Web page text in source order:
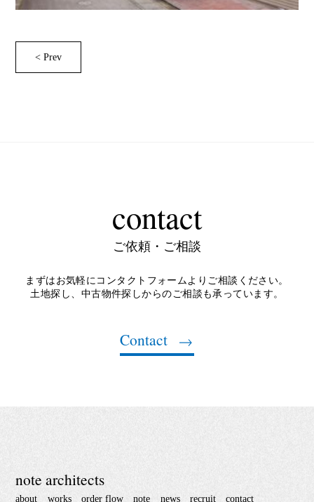
< Prev
contact
ご依頼・ご相談
まずはお気軽にコンタクトフォームよりご相談ください。
土地探し、中古物件探しからのご相談も承っています。
Contact
note architects
about works order flow note news recruit contact